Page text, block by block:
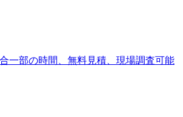
一部の時間、無料見積、現場調査可能